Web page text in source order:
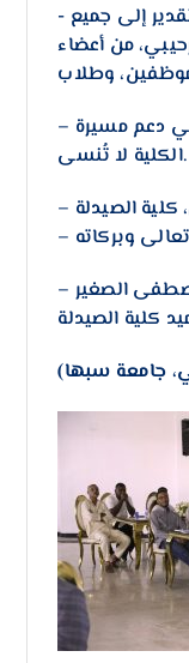
​- ختامًا، أتوجه بجزيل الشكر والتقدير إلى جميع
من أعضاء
– جهودكم مقدرة ومساهمتكم في دعم مسيرة
الكلية لا تُنسى.